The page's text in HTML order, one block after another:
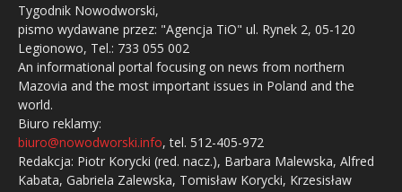
Tygodnik Nowodworski,
pismo wydawane przez: "Agencja TiO" ul. Rynek 2, 05-120
Legionowo, Tel.: 733 055 002
An informational portal focusing on news from northern
Mazovia and the most important issues in Poland and the
world.
Biuro reklamy:
biuro@nowodworski.info, tel. 512-405-972
Redakcja: Piotr Korycki (red. nacz.), Barbara Malewska, Alfred
Kabata, Gabriela Zalewska, Tomisław Korycki, Krzesisław